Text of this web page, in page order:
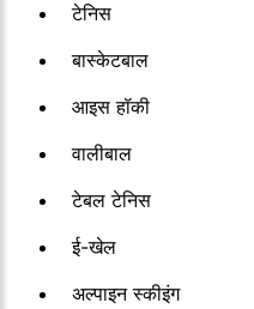
टेनिस
बास्केटबाल
आइस हॉकी
वालीबाल
टेबल टेनिस
ई-खेल
अल्पाइन स्कीइंग